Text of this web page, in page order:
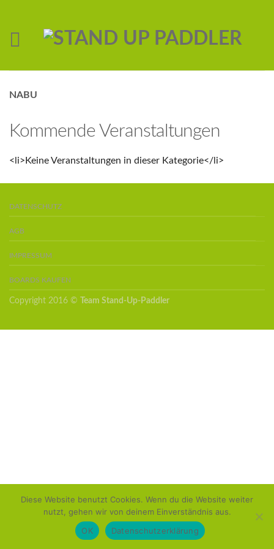
NABU
Kommende Veranstaltungen
<li>Keine Veranstaltungen in dieser Kategorie</li>
DATENSCHUTZ
AGB
IMPRESSUM
BOARDS KAUFEN
Copyright 2016 © Team Stand-Up-Paddler
Diese Website benutzt Cookies. Wenn du die Website weiter
nutzt, gehen wir von deinem Einverständnis aus.
OK
Datenschutzerklärung